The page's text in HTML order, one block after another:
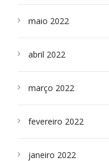
maio 2022
abril 2022
março 2022
fevereiro 2022
janeiro 2022